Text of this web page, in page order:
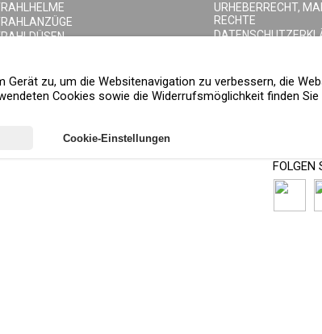
URHEBERRECHT,
RECHTE
FOLGEN
zu, um die Websitenavigation zu verbessern, die
Cookies sowie die Widerrufsmöglichkeit finden
Cookie-Einstellungen